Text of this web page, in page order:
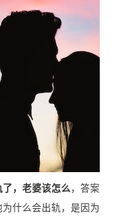
了，老婆该怎么 ，答案
什么会出轨，是因为